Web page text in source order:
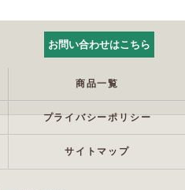
お問い合わせはこちら
商品一覧
プライバシーポリシー
サイトマップ